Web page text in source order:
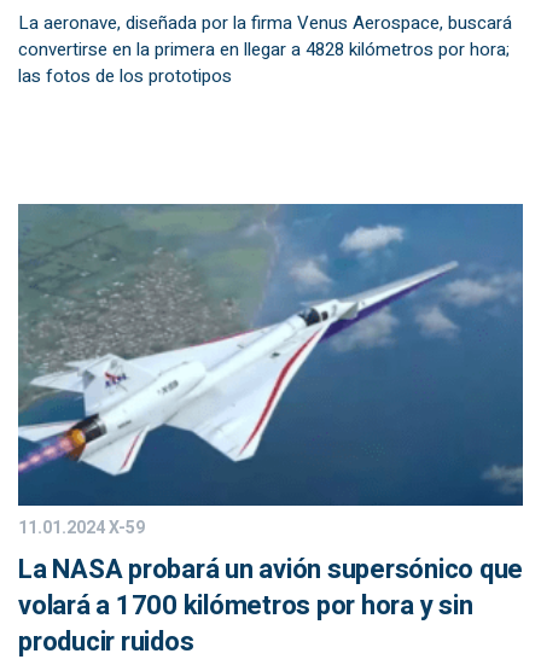
La aeronave, diseñada por la firma Venus Aerospace, buscará
convertirse en la primera en llegar a 4828 kilómetros por hora;
las fotos de los prototipos
11.01.2024X-59
La NASA probará un avión supersónico que
volará a 1700 kilómetros por hora y sin
producir ruidos